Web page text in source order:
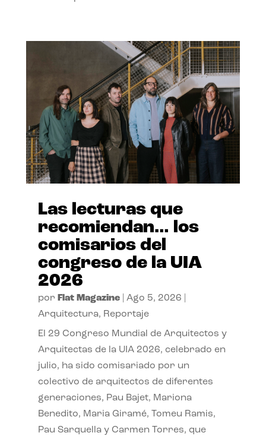
Las lecturas que
recomiendan… los
comisarios del
congreso de la UIA
2026
por Flat Magazine| Ago 5, 2026
Arquitectura, Reportaje
El 29 Congreso Mundial de Arquitectos y
Arquitectas de la UIA 2026, celebrado en
julio, ha sido comisariado por un
colectivo de arquitectos de diferentes
generaciones, Pau Bajet, Mariona
Benedito, Maria Giramé, Tomeu Ramis,
Pau Sarquella y Carmen Torres, que